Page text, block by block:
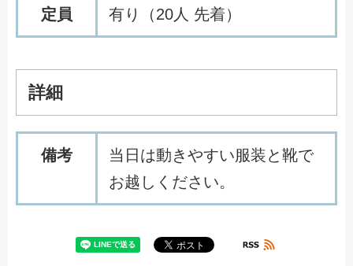
定員 有り（20人 先着）
詳細
備考
当日は動きやすい服装と靴で
お越しください。